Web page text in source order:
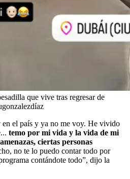
que vive tras regresar de
en el país y ya no me voy. He vivido
temo por mi vida y la vida de mi
ciertas personas
no te lo puedo contar todo por
contándote todo”, dijo la